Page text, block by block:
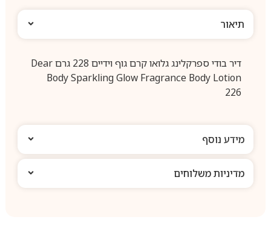
תיאור
דיר בודי ספרקלינג גלואו קרם גוף וידיים 228 גרם Dear
Body Sparkling Glow Fragrance Body Lotion
226
מידע נוסף
מדיניות משלוחים